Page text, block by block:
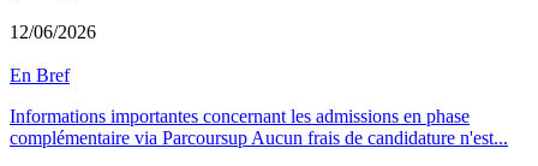
12/06/2026
En Bref
Informations importantes concernant les admissions en phase
complémentaire via Parcoursup Aucun frais de candidature n'est...